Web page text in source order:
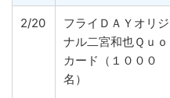
2/20
フライＤＡＹオリジ
ナル二宮和也Ｑｕｏ
カード（１０００
名）